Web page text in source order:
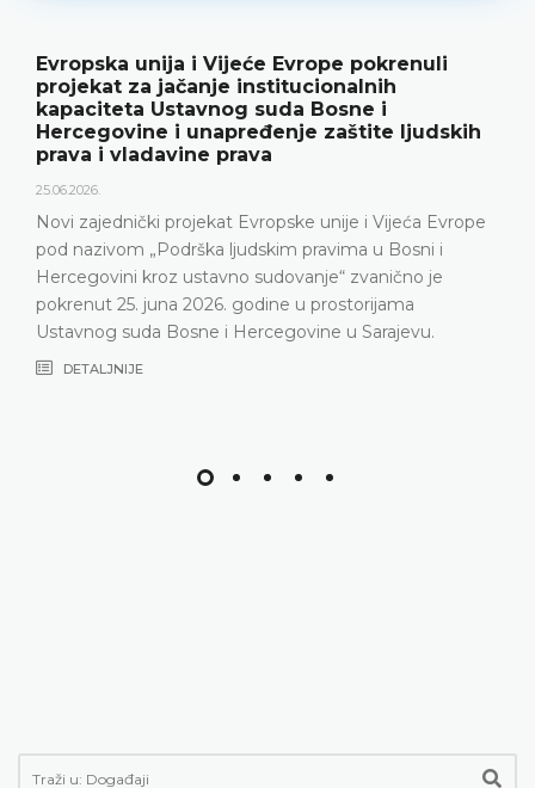
Evrope pokrenuli
suda Bosne i
zaštite ljudskih
unije i Vijeća Evrope
pravima u Bosni i
sudovanje“ zvanično je
u prostorijama
u Sarajevu.
Ustavni sud BiH
rezultate rada i
18.05.2026.
Ustavnog suda u 2025.
nepopunjenosti
DETALJNIJE